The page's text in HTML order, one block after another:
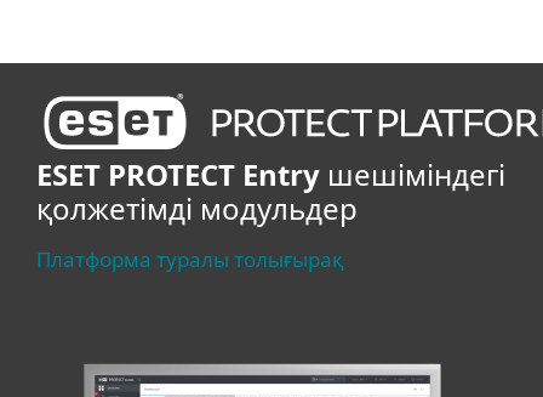
ESET PROTECT Entry шешіміндегі
қолжетімді модульдер
Платформа туралы толығырақ